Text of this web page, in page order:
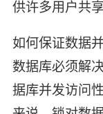
供许多用户共
如何保证数据
数据库必须解
据库并发访问